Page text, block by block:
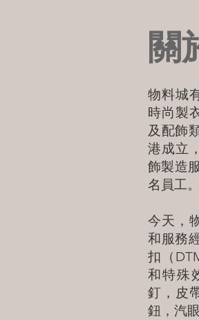
關
物料城
時尚製
及配飾
港成立
飾製造
名員工。
今天，
和服務
扣（
和特殊
釘，皮
鈕，汽